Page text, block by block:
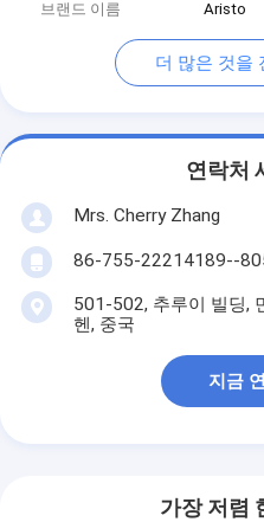
브랜드 이름
Aristo
더 많은 것을
연락처
Mrs. Cherry Zhang
86-755-22214189--
501-502, 추루이 빌딩,
헨, 중국
지금
가장 저렴